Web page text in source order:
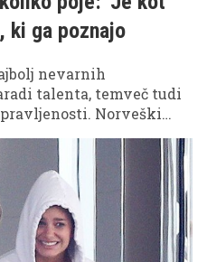
ki ga poznajo
nevarnih
talenta, temveč tudi
Norveški
za takšne predstave
energije.